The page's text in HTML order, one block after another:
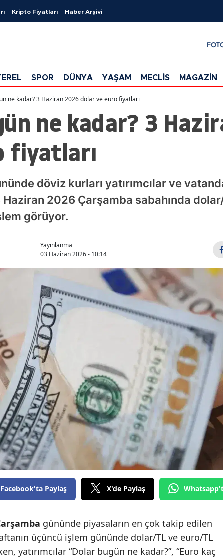
Kripto Fiyatları Haber Arşivi
SPOR DÜNYA YAŞAM MECLİS MAGAZİN
ne kadar? 3 Haziran 2026 dolar ve euro fiyatları
ne kadar? 3
fiyatları
döviz kurları yatırımcılar ve
2026 Çarşamba sabahında
görüyor.
Yayınlanma
03 Haziran 2026 - 10:14
Facebook'ta Paylaş X'de Paylaş
gününde piyasaların en çok takip edilen
üçüncü işlem gününde dolar/TL ve euro/TL
yatırımcılar “Dolar bugün ne kadar?”, “Euro kaç